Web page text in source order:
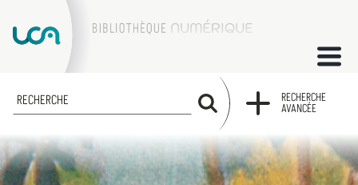
ACCUEIL
COLLECTIONS
FACTUMS
RECHERCHE
RECHERCHE
AVANCÉE